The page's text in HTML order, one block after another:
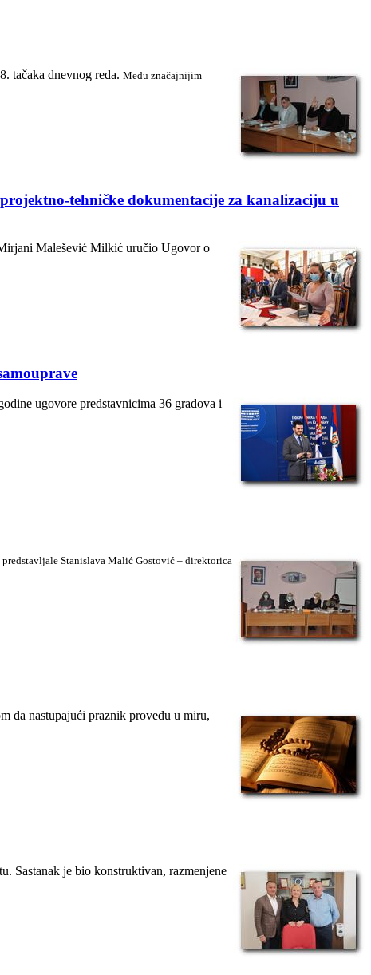
tačaka dnevnog reda. Među značajnijim
tehničke dokumentacije za kanalizaciju u
Malešević Milkić uručio Ugovor o
ugovore predstavnicima 36 gradova i
predstavljale Stanislava Malić Gostović – direktorica
da nastupajući praznik provedu u miru,
Sastanak je bio konstruktivan, razmenjene